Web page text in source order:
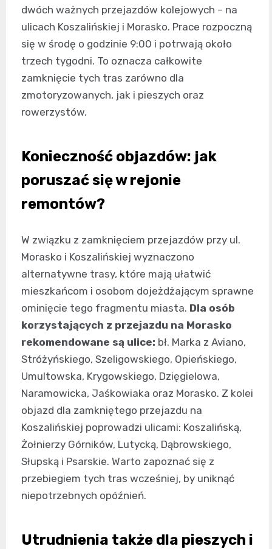
dwóch ważnych przejazdów kolejowych – na
ulicach Koszalińskiej i Morasko. Prace rozpoczną
się w środę o godzinie 9:00 i potrwają około
trzech tygodni. To oznacza całkowite
zamknięcie tych tras zarówno dla
zmotoryzowanych, jak i pieszych oraz
rowerzystów.
Konieczność objazdów: jak
poruszać się w rejonie
remontów?
W związku z zamknięciem przejazdów przy ul.
Morasko i Koszalińskiej wyznaczono
alternatywne trasy, które mają ułatwić
mieszkańcom i osobom dojeżdżającym sprawne
ominięcie tego fragmentu miasta. Dla osób
korzystających z przejazdu na Morasko
rekomendowane są ulice: bł. Marka z Aviano,
Stróżyńskiego, Szeligowskiego, Opieńskiego,
Umultowska, Krygowskiego, Dzięgielowa,
Naramowicka, Jaśkowiaka oraz Morasko. Z kolei
objazd dla zamkniętego przejazdu na
Koszalińskiej poprowadzi ulicami: Koszalińską,
Żołnierzy Górników, Lutycką, Dąbrowskiego,
Słupską i Psarskie. Warto zapoznać się z
przebiegiem tych tras wcześniej, by uniknąć
niepotrzebnych opóźnień.
Utrudnienia także dla pieszych i